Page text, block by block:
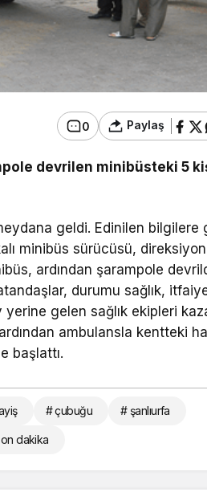
0 Paylaş
devrilen minibüsteki 5
geldi. Edinilen
minibüs sürücüsü,
ardından şarampole
durumu sağlık,
yerine gelen sağlık ekipleri
ambulansla kentteki
başlattı.
# çubuğu # şanlıurfa
dakika